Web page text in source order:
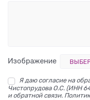
Изображение
Я даю согласие на
Чистопрудова О.С. (ИНН
и обратной связи.